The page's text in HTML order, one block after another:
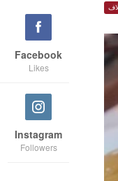
Facebook
Likes
Instagram
Followers